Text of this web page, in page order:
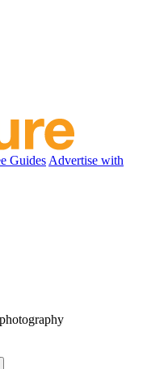
Guides Advertise with